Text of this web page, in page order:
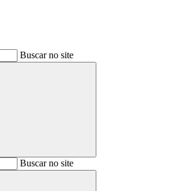
Buscar no site
BuscarBuscar no site